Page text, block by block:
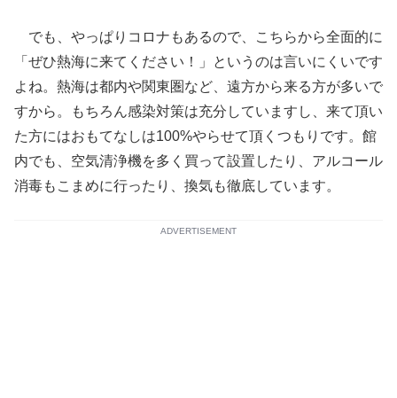
でも、やっぱりコロナもあるので、こちらから全面的に
「ぜひ熱海に来てください！」というのは言いにくいです
よね。熱海は都内や関東圏など、遠方から来る方が多いで
すから。もちろん感染対策は充分していますし、来て頂い
た方にはおもてなしは100%やらせて頂くつもりです。館
内でも、空気清浄機を多く買って設置したり、アルコール
消毒もこまめに行ったり、換気も徹底しています。
ADVERTISEMENT